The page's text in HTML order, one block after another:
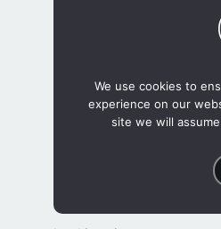
นโยบายความเป็นส่วนตัวขอ
(Privacy Policy)
We use cookies to
experience on our
site we will